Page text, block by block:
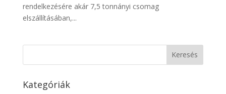
rendelkezésére akár 7,5 tonnányi csomag
elszállításában,...
Kategóriák